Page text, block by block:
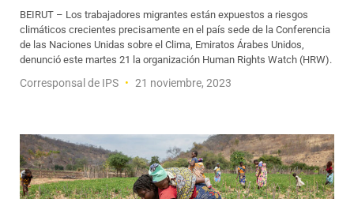
BEIRUT – Los trabajadores migrantes están expuestos a riesgos
climáticos crecientes precisamente en el país sede de la Conferencia
de las Naciones Unidas sobre el Clima, Emiratos Árabes Unidos,
denunció este martes 21 la organización Human Rights Watch (HRW).
Corresponsal de IPS 21 noviembre, 2023